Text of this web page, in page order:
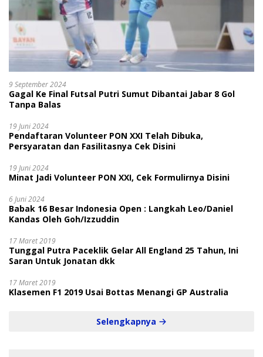
9 September 2024
Gagal Ke Final Futsal Putri Sumut Dibantai Jabar 8 Gol
Tanpa Balas
19 Juni 2024
Pendaftaran Volunteer PON XXI Telah Dibuka,
Persyaratan dan Fasilitasnya Cek Disini
19 Juni 2024
Minat Jadi Volunteer PON XXI, Cek Formulirnya Disini
6 Juni 2024
Babak 16 Besar Indonesia Open : Langkah Leo/Daniel
Kandas Oleh Goh/Izzuddin
17 Maret 2019
Tunggal Putra Paceklik Gelar All England 25 Tahun, Ini
Saran Untuk Jonatan dkk
17 Maret 2019
Klasemen F1 2019 Usai Bottas Menangi GP Australia
Selengkapnya